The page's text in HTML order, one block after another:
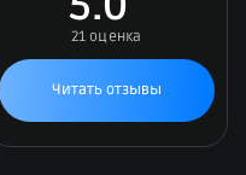
21 оценка
Читать отзывы